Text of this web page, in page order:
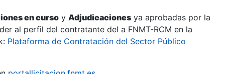
en curso y Adjudicaciones ya aprobadas por la
al perfil del contratante del a FNMT-RCM en la
Plataforma de Contratación del Sector Público